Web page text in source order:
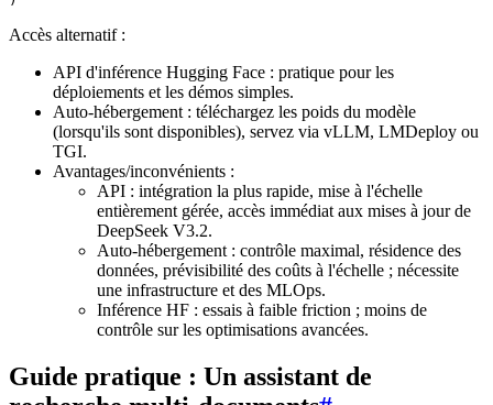
Accès alternatif :
API d'inférence Hugging Face : pratique pour les
déploiements et les démos simples.
Auto-hébergement : téléchargez les poids du modèle
(lorsqu'ils sont disponibles), servez via vLLM, LMDeploy ou
TGI.
Avantages/inconvénients :
API : intégration la plus rapide, mise à l'échelle
entièrement gérée, accès immédiat aux mises à jour de
DeepSeek V3.2.
Auto-hébergement : contrôle maximal, résidence des
données, prévisibilité des coûts à l'échelle ; nécessite
une infrastructure et des MLOps.
Inférence HF : essais à faible friction ; moins de
contrôle sur les optimisations avancées.
Guide pratique : Un assistant de